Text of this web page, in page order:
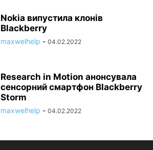
Nokia випустила клонів
Blackberry
maxwelhelp - 04.02.2022
Research in Motion анонсувала
сенсорний смартфон Blackberry
Storm
maxwelhelp - 04.02.2022